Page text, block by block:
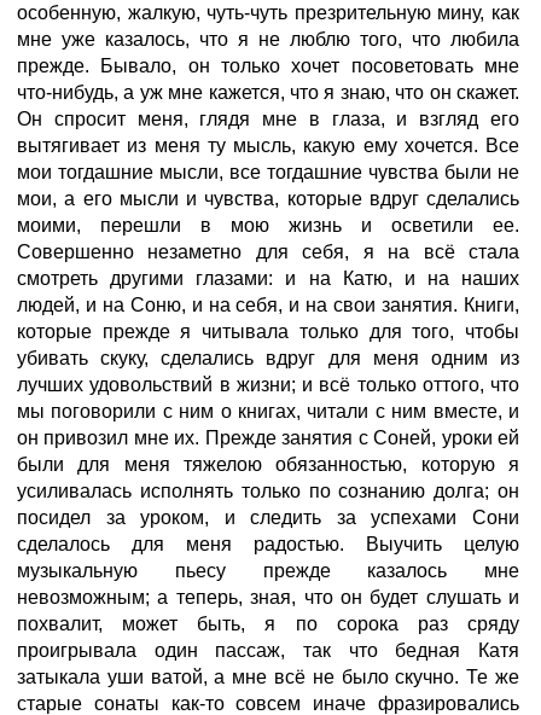
особенную, жалкую, чуть-чуть презрительную мину, как
мне уже казалось, что я не люблю того, что любила
прежде. Бывало, он только хочет посоветовать мне
что-нибудь, а уж мне кажется, что я знаю, что он скажет.
Он спросит меня, глядя мне в глаза, и взгляд его
вытягивает из меня ту мысль, какую ему хочется. Все
мои тогдашние мысли, все тогдашние чувства были не
мои, а его мысли и чувства, которые вдруг сделались
моими, перешли в мою жизнь и осветили ее.
Совершенно незаметно для себя, я на всё стала
смотреть другими глазами: и на Катю, и на наших
людей, и на Соню, и на себя, и на свои занятия. Книги,
которые прежде я читывала только для того, чтобы
убивать скуку, сделались вдруг для меня одним из
лучших удовольствий в жизни; и всё только оттого, что
мы поговорили с ним о книгах, читали с ним вместе, и
он привозил мне их. Прежде занятия с Соней, уроки ей
были для меня тяжелою обязанностью, которую я
усиливалась исполнять только по сознанию долга; он
посидел за уроком, и следить за успехами Сони
сделалось для меня радостью. Выучить целую
музыкальную пьесу прежде казалось мне
невозможным; а теперь, зная, что он будет слушать и
похвалит, может быть, я по сорока раз сряду
проигрывала один пассаж, так что бедная Катя
затыкала уши ватой, а мне всё не было скучно. Те же
старые сонаты как-то совсем иначе фразировались